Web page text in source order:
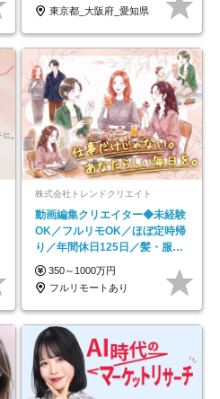
東京都_大阪府_愛知県
株式会社トレンドクリエイト
動画編集クリエイター◆未経験
OK／フルリモOK／ほぼ定時帰
り／年間休日125日／髪・服・
ネイル自由／副業OK
350～1000万円
フルリモートあり